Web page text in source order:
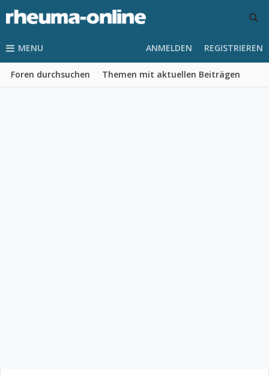
MENU
Foren durchsuchen Themen mit aktuellen Beiträgen
ANMELDEN REGISTRIEREN